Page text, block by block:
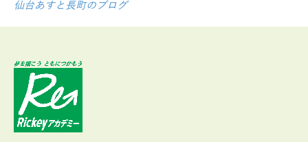
仙台あすと長町のブログ